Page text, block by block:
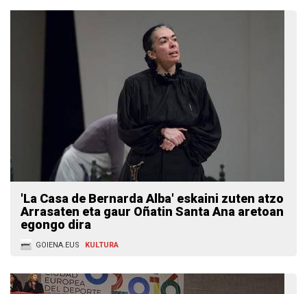
'La Casa de Bernarda Alba' eskaini zuten atzo
Arrasaten eta gaur Oñatin Santa Ana aretoan
egongo dira
GOIENA.EUS KULTURA